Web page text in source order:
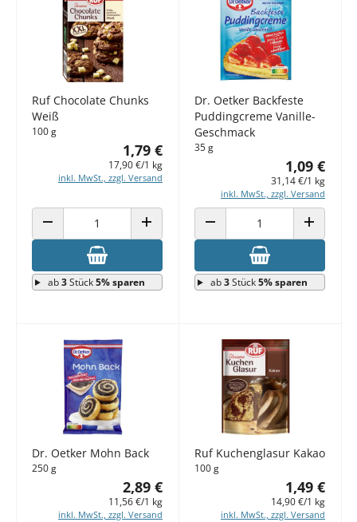
Ruf Chocolate Chunks
Weiß
100 g
1,79 €
17,90 €/1 kg
inkl. MwSt., zzgl. Versand
ANZAHL VERRINGERN ANZAHL ERHÖHEN
ab3Stück5% sparen
Dr. Oetker Backfeste
Puddingcreme Vanille-
Geschmack
35 g
1,09 €
31,14 €/1 kg
inkl. MwSt., zzgl. Versand
ANZAHL VERRINGERN ANZAHL
ab3Stück5% sparen
Dr. Oetker Mohn Back
250 g
2,89 €
11,56 €/1 kg
inkl. MwSt., zzgl. Versand
Ruf Kuchenglasur Kakao
100 g
1,49 €
14,90 €/1 kg
inkl. MwSt., zzgl. Versand